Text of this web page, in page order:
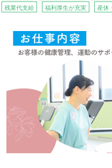
残業代支給
福利厚生が充実 産休